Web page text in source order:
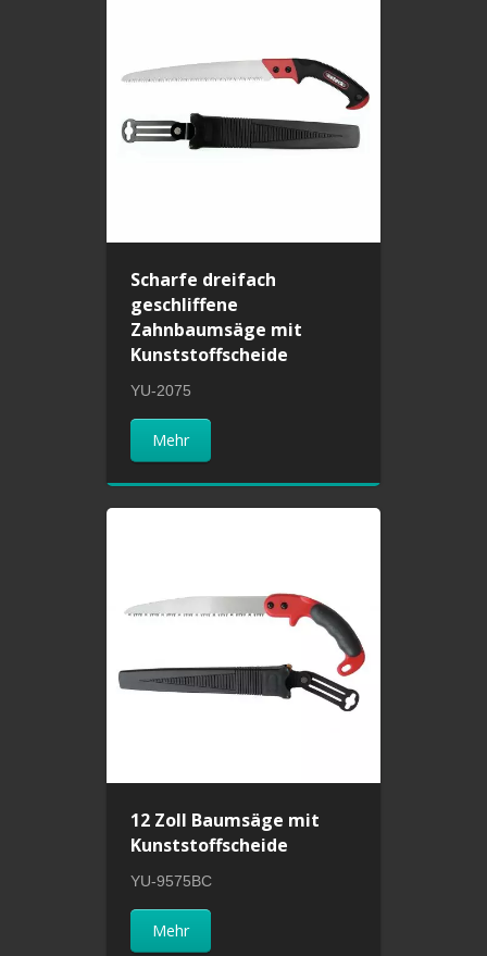
Scharfe dreifach
geschliffene
Zahnbaumsäge mit
Kunststoffscheide
YU-2075
Mehr
12 Zoll Baumsäge mit
Kunststoffscheide
YU-9575BC
Mehr